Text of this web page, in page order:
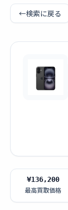
←検索に戻る
¥136,200
最高買取価格